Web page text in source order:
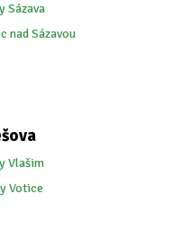
Sázava
nad Sázavou
Vlašim
Votice